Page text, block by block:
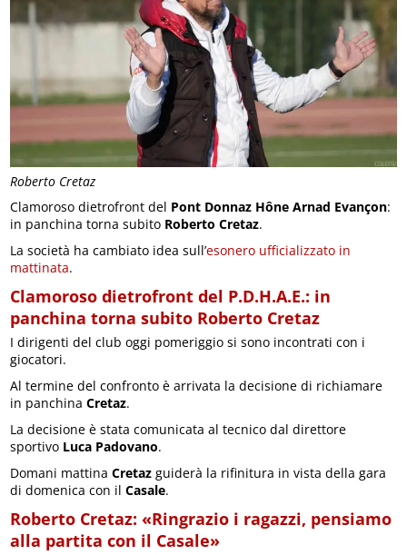
Roberto Cretaz
Clamoroso dietrofront del Pont Donnaz Hône Arnad Evançon:
in panchina torna subito Roberto Cretaz.
La società ha cambiato idea sull’esonero ufficializzato in
mattinata.
Clamoroso dietrofront del P.D.H.A.E.: in
panchina torna subito Roberto Cretaz
I dirigenti del club oggi pomeriggio si sono incontrati con i
giocatori.
Al termine del confronto è arrivata la decisione di richiamare
in panchinaCretaz.
La decisione è stata comunicata al tecnico dal direttore
sportivo Luca Padovano.
Domani mattinaCretaz guiderà la rifinitura in vista della gara
di domenica con ilCasale.
Roberto Cretaz: «Ringrazio i ragazzi, pensiamo
alla partita con il Casale»